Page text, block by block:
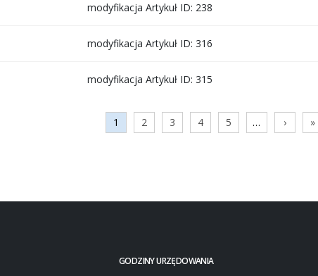
modyfikacja Artykuł ID: 238
modyfikacja Artykuł ID: 316
modyfikacja Artykuł ID: 315
1 2 3 4 5 … › »
GODZINY URZĘDOWANIA